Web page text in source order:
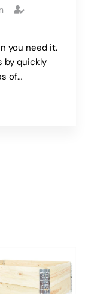
you need it.
by quickly
of…